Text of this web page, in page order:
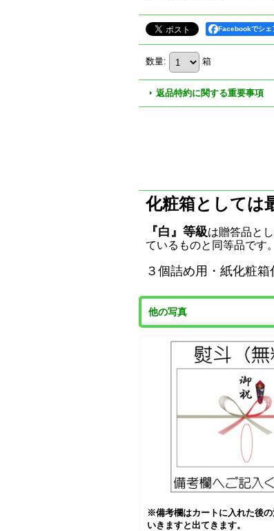
Facebookでシェ
数量: 箱
返品特約に関する重要事項
化粧箱としては
『白』等級は贈答品と
ているものと同等品です
３個詰め用・紙化粧箱
他の写真
※備考欄はカートに入れた後
いきますと出てきます。